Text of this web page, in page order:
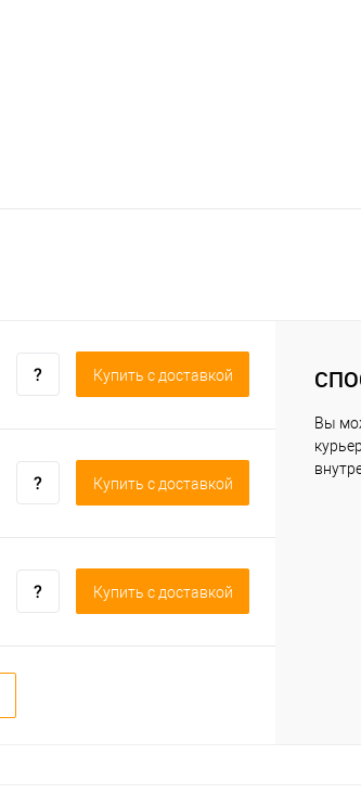
Купить c доставкой
Купить c доставкой
Купить c доставкой
Вы